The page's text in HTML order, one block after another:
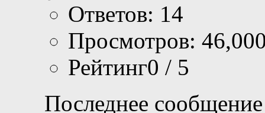
Ответов: 14
Просмотров:
Рейтинг0 / 5
Последнее